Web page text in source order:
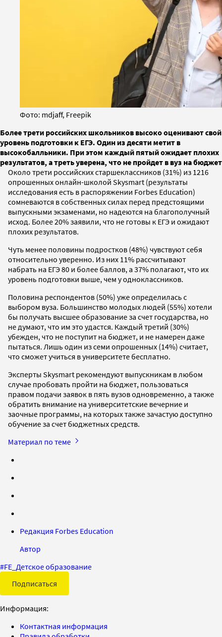
Фото: mdjaff, Freepik
Более трети российских школьников высоко оценивают свой
уровень подготовки к ЕГЭ. Один из десяти метит в
высокобалльники. При этом каждый пятый ожидает плохих
результатов, а треть уверена, что не пройдет в вуз на бюджет
Около трети российских старшеклассников (31%) из 1216
опрошенных онлайн-школой Skysmart (результаты
исследования есть в распоряжении Forbes Education)
сомневаются в собственных силах перед предстоящими
выпускными экзаменами, но надеются на благополучный
исход. Более 20% заявили, что не готовы к ЕГЭ и ожидают
плохих результатов.
Чуть менее половины подростков (48%) чувствуют себя
относительно уверенно. Из них 11% рассчитывают
набрать на ЕГЭ 80 и более баллов, а 37% полагают, что их
уровень подготовки выше, чем у одноклассников.
Половина респондентов (50%) уже определилась с
выбором вуза. Большинство молодых людей (55%) хотели
бы получать высшее образование за счет государства, но
не думают, что им это удастся. Каждый третий (30%)
убежден, что не поступит на бюджет, и не намерен даже
пытаться. Лишь один из семи опрошенных (14%) считает,
что сможет учиться в университете бесплатно.
Эксперты Skysmart рекомендуют выпускникам в любом
случае пробовать пройти на бюджет, пользоваться
правом подачи заявок в пять вузов одновременно, а также
обратить внимание на университетские вечерние и
заочные программы, на которых также зачастую доступно
обучение за счет бюджетных средств.
Материал по теме
Редакция Forbes Education
Автор
#FE_Детское образование
Подписаться
Информация:
Контактная информация